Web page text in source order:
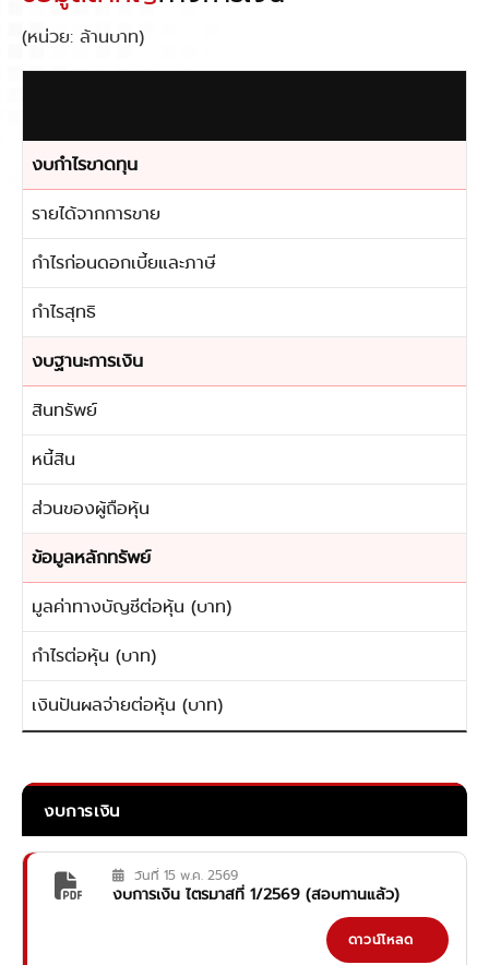
(หน่วย: ล้านบาท)
งบกำไรขาดทุน
รายได้จากการขาย
กำไรก่อนดอกเบี้ยและภาษี
กำไรสุทธิ
งบฐานะการเงิน
สินทรัพย์
หนี้สิน
ส่วนของผู้ถือหุ้น
ข้อมูลหลักทรัพย์
มูลค่าทางบัญชีต่อหุ้น (บาท)
กำไรต่อหุ้น (บาท)
เงินปันผลจ่ายต่อหุ้น (บาท)
งบการเงิน
วันที่ 15 พ.ค. 2569
งบการเงิน ไตรมาสที่ 1/2569 (สอบทานแล้ว)
ดาวน์โหลด